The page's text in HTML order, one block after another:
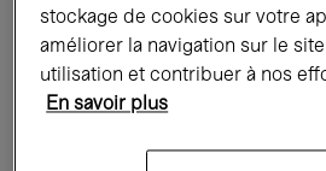
Expositions Films
Rencontres & Débats
stockage de cookies sur votre
améliorer la navigation sur le
utilisation et contribuer à nos
En savoir plus